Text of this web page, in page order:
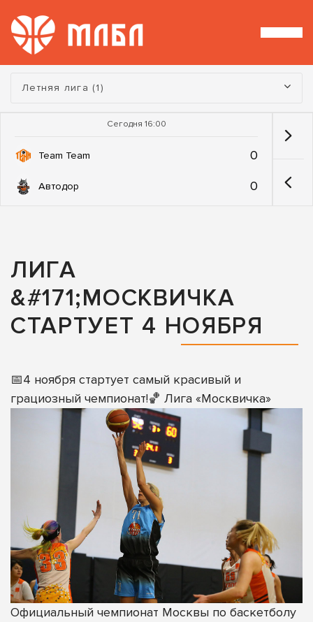
Турнир:
Летняя лига (1)
Сегодня 16:00
Team Team 0
Автодор 0
ЛИГА
&#171;МОСКВИЧКА
СТАРТУЕТ 4 НОЯБРЯ
📅4 ноября стартует самый красивый и
грациозный чемпионат!🏀 Лига «Москвичка»
Официальный чемпионат Москвы по баскетболу